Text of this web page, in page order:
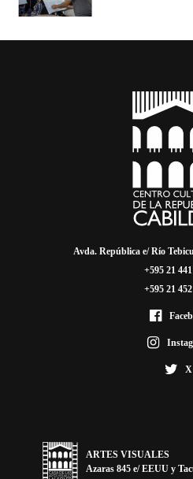
Avda. República e/ Río
+595 21
+595 21
X
ARTES VISUALES
Azaras 845 e/ EEUU y